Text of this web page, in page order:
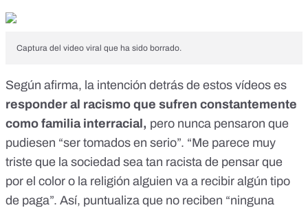
Captura del video viral que ha sido borrado.
Según afirma, la intención detrás de estos vídeos es
responder al racismo que sufren constantemente
como familia interracial, pero nunca pensaron que
pudiesen “ser tomados en serio”. “Me parece muy
triste que la sociedad sea tan racista de pensar que
por el color o la religión alguien va a recibir algún tipo
de paga”. Así, puntualiza que no reciben “ninguna